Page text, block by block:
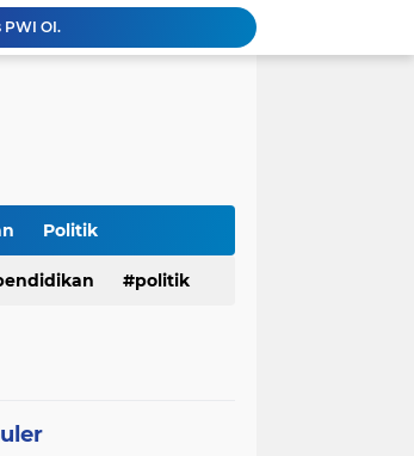
Bupati M. Syukur Sampaikan Rencana KUA-PPAS 2027, Fokus Pemantapan Infrastruktur dan Penguatan Ekonomi
Bimtek Pers
PWI OI.
Politik
politik